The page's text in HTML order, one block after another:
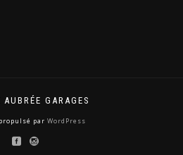
AUBRÉE GARAGES
propulsé par WordPress